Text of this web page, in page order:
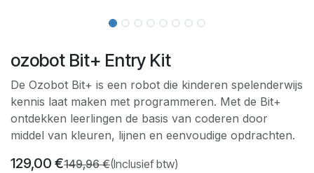
ozobot Bit+ Entry Kit
De Ozobot Bit+ is een robot die kinderen spelenderwijs
kennis laat maken met programmeren. Met de Bit+
ontdekken leerlingen de basis van coderen door
middel van kleuren, lijnen en eenvoudige opdrachten.
129,00 €149,96€(Inclusief btw)